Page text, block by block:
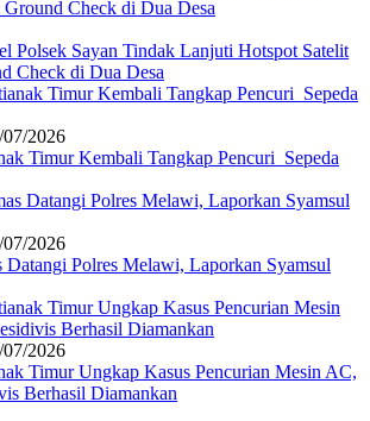
Polsek Sayan Tindak Lanjuti Hotspot Satelit
Check di Dua Desa
07/2026
Timur Kembali Tangkap Pencuri Sepeda
07/2026
Datangi Polres Melawi, Laporkan Syamsul
07/2026
Timur Ungkap Kasus Pencurian Mesin AC,
Berhasil Diamankan